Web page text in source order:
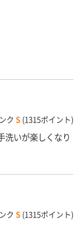
ク S (1315ポイント)
洗いが楽しくなり
ク S (1315ポイント)